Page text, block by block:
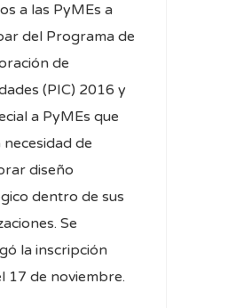
a las PyMEs a
del Programa de
de
(PIC) 2016 y
a PyMEs que
de
diseño
dentro de sus
Se
la inscripción
17 de noviembre.